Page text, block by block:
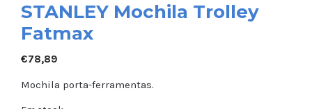
STANLEY Mochila Trolley
Fatmax
€78,89
Mochila porta-ferramentas.